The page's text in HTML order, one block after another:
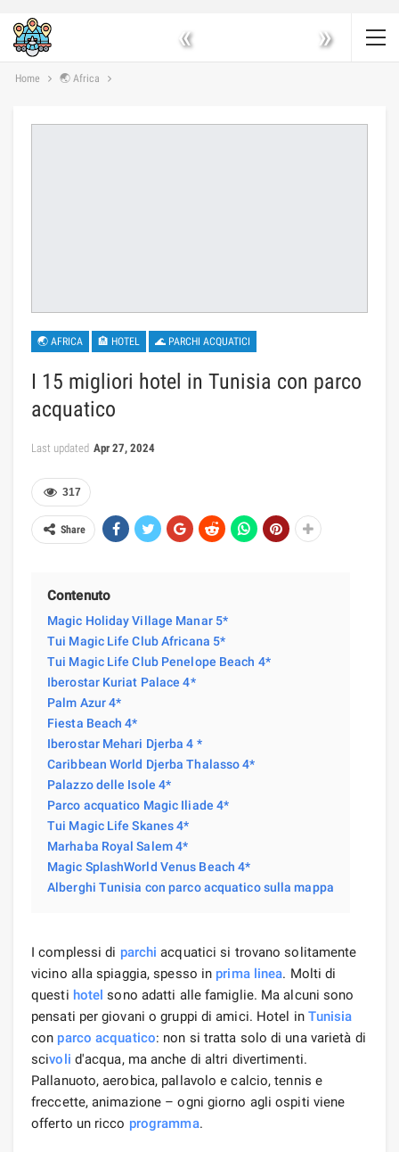
« »
Home 🌏 Africa
🌏 AFRICA 🏨 HOTEL 🌊 PARCHI ACQUATICI
I 15 migliori hotel in Tunisia con parco
acquatico
Last updated Apr 27, 2024
317
Share
Contenuto
Magic Holiday Village Manar 5*
Tui Magic Life Club Africana 5*
Tui Magic Life Club Penelope Beach 4*
Iberostar Kuriat Palace 4*
Palm Azur 4*
Fiesta Beach 4*
Iberostar Mehari Djerba 4 *
Caribbean World Djerba Thalasso 4*
Palazzo delle Isole 4*
Parco acquatico Magic Iliade 4*
Tui Magic Life Skanes 4*
Marhaba Royal Salem 4*
Magic SplashWorld Venus Beach 4*
Alberghi Tunisia con parco acquatico sulla mappa
I complessi di parchi acquatici si trovano solitamente
vicino alla spiaggia, spesso in prima linea. Molti di
questi hotel sono adatti alle famiglie. Ma alcuni sono
pensati per giovani o gruppi di amici. Hotel in Tunisia
con parco acquatico: non si tratta solo di una varietà di
scivoli d'acqua, ma anche di altri divertimenti.
Pallanuoto, aerobica, pallavolo e calcio, tennis e
freccette, animazione – ogni giorno agli ospiti viene
offerto un ricco programma.